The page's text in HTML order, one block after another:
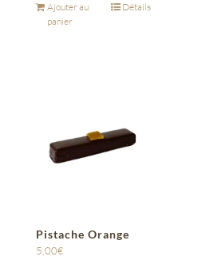
Ajouter au
panier
Détails
Pistache Orange
5,00€